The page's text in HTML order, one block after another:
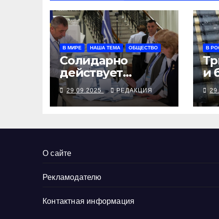
В МИРЕ НАША ТЕМА ОБЩЕСТВО
Солидарно
действует
Молдова
29.09.2025 РЕДАКЦИЯ
В
и
О сайте
Рекламодателю
Контактная информация